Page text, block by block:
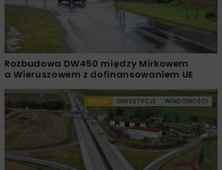
Rozbudowa DW450 między Mirkowem
a Wieruszowem z dofinansowaniem UE
DROGI INWESTYCJE WIADOMOŚCI